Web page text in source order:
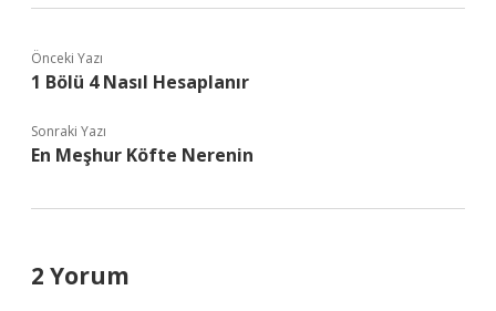
Önceki Yazı
1 Bölü 4 Nasıl Hesaplanır
Sonraki Yazı
En Meşhur Köfte Nerenin
2 Yorum